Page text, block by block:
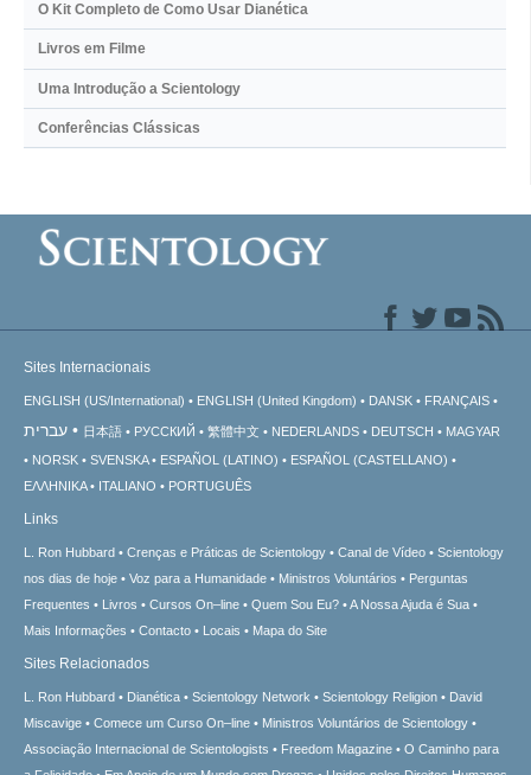
O Kit Completo de Como Usar Dianética
Livros em Filme
Uma Introdução a Scientology
Conferências Clássicas
Sites Internacionais
ENGLISH (US/International) ENGLISH (United Kingdom) DANSK FRANÇAIS
עברית 日本語 РУССКИЙ 繁體中文 NEDERLANDS DEUTSCH
MAGYAR
NORSK
SVENSKA ESPAÑOL (LATINO)
ESPAÑOL (CASTELLANO)
ΕΛΛΗΝΙΚA
ITALIANO PORTUGUÊS
Links
L. Ron Hubbard Crenças e Práticas de Scientology Canal de Vídeo
Scientology
nos dias de hoje
Voz para a Humanidade Ministros Voluntários
Perguntas
Frequentes
Livros Cursos On–line Quem Sou Eu?
A Nossa Ajuda é Sua
Mais Informações
Contacto Locais Mapa do Site
Sites Relacionados
L. Ron Hubbard Dianética Scientology Network Scientology Religion
David
Miscavige
Comece um Curso On–line
Ministros Voluntários de Scientology
Associação Internacional de Scientologists
Freedom Magazine
O Caminho para